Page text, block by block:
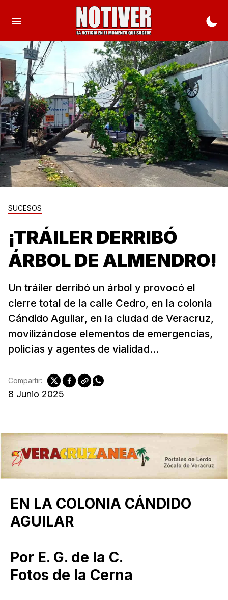
SUCESOS
¡TRÁILER DERRIBÓ
ÁRBOL DE ALMENDRO!
Un tráiler derribó un árbol y provocó el
cierre total de la calle Cedro, en la colonia
Cándido Aguilar, en la ciudad de Veracruz,
movilizándose elementos de emergencias,
policías y agentes de vialidad...
8 Junio 2025
Compartir:
EN LA COLONIA CÁNDIDO
AGUILAR
Por E. G. de la C.
Fotos de la Cerna